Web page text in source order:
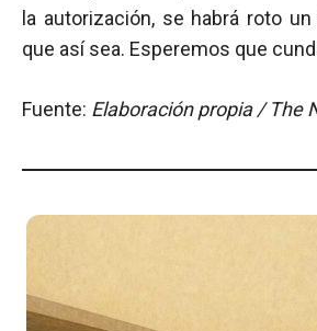
la autorización, se habrá roto
que así sea. Esperemos que
Fuente: Elaboración propia / The